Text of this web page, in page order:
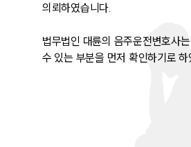
의뢰하였습니다.
법무법인 대륜의 음주운전변호사
수 있는 부분을 먼저 확인하기로 하